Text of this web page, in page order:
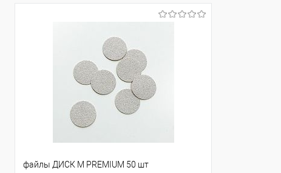
100 180 240 320
файлы ДИСК М PREMIUM 50 шт